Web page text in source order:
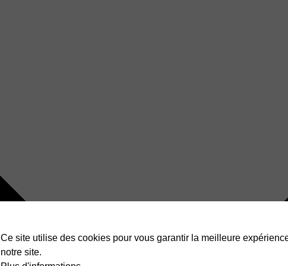
Ce site utilise des cookies pour vous garantir la meilleure
notre site.